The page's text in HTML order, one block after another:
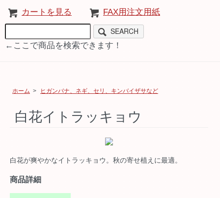
カートを見る FAX用注文用紙
SEARCH
←ここで商品を検索できます！
ホーム > ヒガンバナ、ネギ、セリ、キンバイザサなど
白花イトラッキョウ
白花が爽やかなイトラッキョウ。秋の寄せ植えに最適。
商品詳細